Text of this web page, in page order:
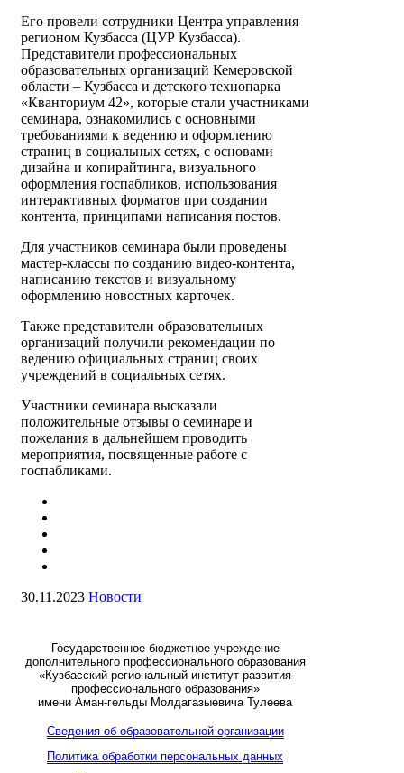
Его провели сотрудники Центра управления
регионом Кузбасса (ЦУР Кузбасса).
Представители профессиональных
образовательных организаций Кемеровской
области – Кузбасса и детского технопарка
«Кванториум 42», которые стали участниками
семинара, ознакомились с основными
требованиями к ведению и оформлению
страниц в социальных сетях, с основами
дизайна и копирайтинга, визуального
оформления госпабликов, использования
интерактивных форматов при создании
контента, принципами написания постов.
Для участников семинара были проведены
мастер-классы по созданию видео-контента,
написанию текстов и визуальному
оформлению новостных карточек.
Также представители образовательных
организаций получили рекомендации по
ведению официальных страниц своих
учреждений в социальных сетях.
Участники семинара высказали
положительные отзывы о семинаре и
пожелания в дальнейшем проводить
мероприятия, посвященные работе с
госпабликами.
30.11.2023 Новости
Государственное бюджетное учреждение
дополнительного профессионального образования
«Кузбасский региональный институт развития
профессионального образования»
имени Аман-гельды Молдагазыевича Тулеева
Сведения об образовательной организации
Политика обработки персональных данных